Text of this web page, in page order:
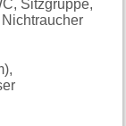
Sitzgruppe,